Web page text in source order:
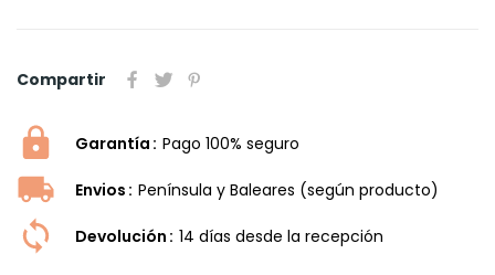
Compartir
Garantía Pago 100% seguro
Envios Península y Baleares (según producto)
Devolución 14 dí­as desde la recepción